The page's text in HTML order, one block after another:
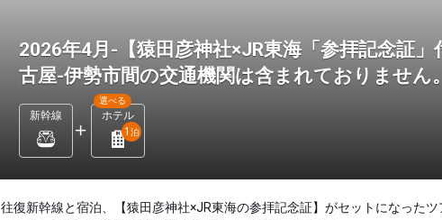
2026年4月-【猿田彦神社×JR東海「参拝記念
古屋-伊勢市間の交通機関は含まれておりません
新幹線 ホテル
選べる
1 泊
往復新幹線と宿泊、【猿田彦神社×JR東海の参拝記念証】がセットになったツ